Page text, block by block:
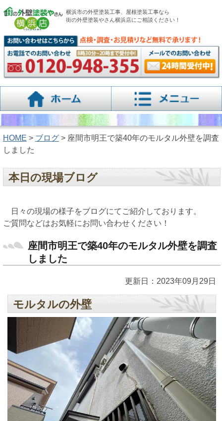
横浜市の外壁塗装工事、屋根塗装工事なら
街の外壁塗装やさん横浜店にご相談ください！
HOME > ブログ> 座間市明王で築40年のモルタル外壁を調査
しました
本日の現場ブログ
日々の現場の様子をブログにてご紹介しております。
ご質問などはお気軽にお問い合わせください！
座間市明王で築40年のモルタル外壁を調査
しました
更新日：2023年09月29日
モルタルの外壁